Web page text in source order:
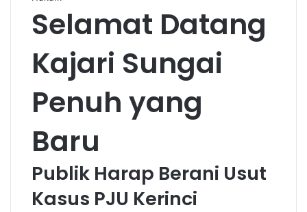
Selamat Datang
Kajari Sungai
Penuh yang
Baru
Publik Harap Berani Usut
Kasus PJU Kerinci